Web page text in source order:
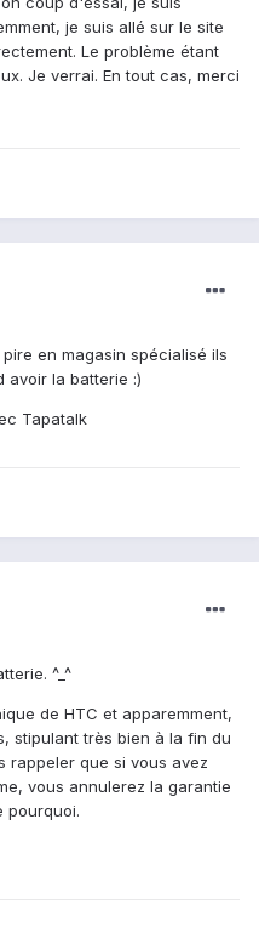
je suis allé sur le site
Le problème étant
Je verrai. En tout cas, merci
en magasin spécialisé ils
avoir la batterie :)
Tapatalk
^_^
de HTC et apparemment,
stipulant très bien à la fin du
rappeler que si vous avez
vous annulerez la garantie
pourquoi.